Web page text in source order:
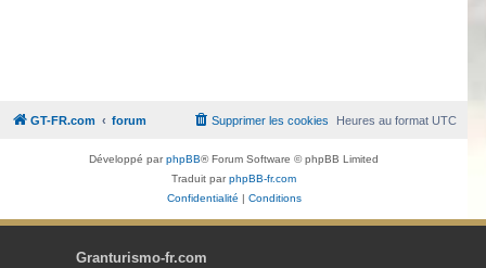
GT-FR.com forum Heures au formatUTC
Supprimer les cookies
Développé parphpBB® Forum Software © phpBB Limited
Traduit parphpBB-fr.com
Confidentialité | Conditions
Granturismo-fr.com